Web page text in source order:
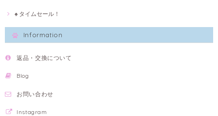
♠ タイムセール！
Information
返品・交換について
Blog
お問い合わせ
Instagram